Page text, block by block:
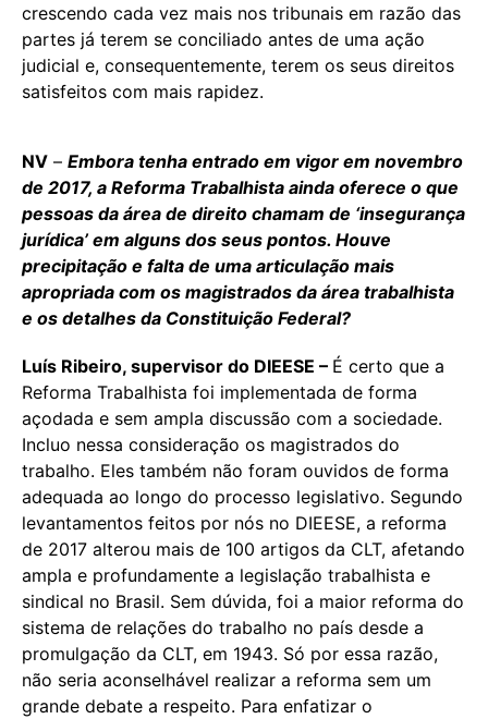
crescendo cada vez mais nos tribunais em razão das
partes já terem se conciliado antes de uma ação
judicial e, consequentemente, terem os seus direitos
satisfeitos com mais rapidez.
NV – Embora tenha entrado em vigor em novembro
de 2017, a Reforma Trabalhista ainda oferece o que
pessoas da área de direito chamam de ‘insegurança
jurídica’ em alguns dos seus pontos. Houve
precipitação e falta de uma articulação mais
apropriada com os magistrados da área trabalhista
e os detalhes da Constituição Federal?
Luís Ribeiro, supervisor do DIEESE – É certo que a
Reforma Trabalhista foi implementada de forma
açodada e sem ampla discussão com a sociedade.
Incluo nessa consideração os magistrados do
trabalho. Eles também não foram ouvidos de forma
adequada ao longo do processo legislativo. Segundo
levantamentos feitos por nós no DIEESE, a reforma
de 2017 alterou mais de 100 artigos da CLT, afetando
ampla e profundamente a legislação trabalhista e
sindical no Brasil. Sem dúvida, foi a maior reforma do
sistema de relações do trabalho no país desde a
promulgação da CLT, em 1943. Só por essa razão,
não seria aconselhável realizar a reforma sem um
grande debate a respeito. Para enfatizar o